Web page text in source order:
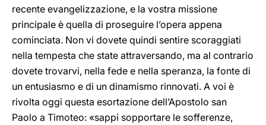
recente evangelizzazione, e la vostra missione
principale è quella di proseguire l’opera appena
cominciata. Non vi dovete quindi sentire scoraggiati
nella tempesta che state attraversando, ma al contrario
dovete trovarvi, nella fede e nella speranza, la fonte di
un entusiasmo e di un dinamismo rinnovati. A voi è
rivolta oggi questa esortazione dell’Apostolo san
Paolo a Timoteo: «sappi sopportare le sofferenze,